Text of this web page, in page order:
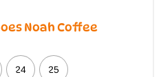
Noah Coffee
24 25